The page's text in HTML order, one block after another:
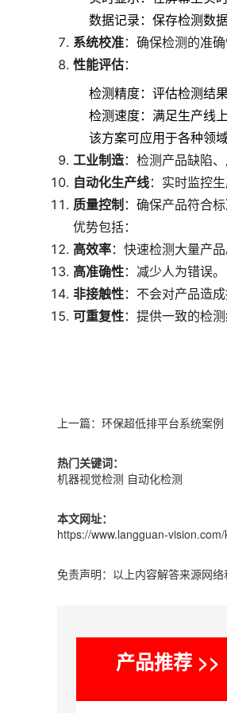
数据记录：保存检测数
系统校准：确保检测的准确
性能评估：
检测精度：评估检测结
检测速度：满足生产线
该方案可应用于各种领域
工业制造：检测产品缺陷、
自动化生产线：实时监控生
质量控制 ：确保产品符合标
优势包括：
高效率：快速检测大量产品
高准确性：减少人为错误。
非接触性：不会对产品造成
可重复性：提供一致的检测
上一篇： 环保超低排平台系统案例
热门关键词：
机器视觉检测 自动化检测
本文网址：
https://www.langguan-
免责声明：以上内容解答来源网
产品推荐 >>